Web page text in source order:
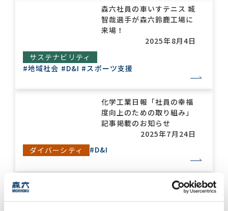
森六社員の車いすテニス 城
智哉選手が森六鈴鹿工場に
来場！
2025年8月4日
サステナビリティ
#地域社会 #D&I #スポーツ支援
化学工業日報「社員の幸福
度向上のための取り組み」
記事掲載のお知らせ
2025年7月24日
ダイバーシティ
#D&I
森六社員の車いすテニス 城